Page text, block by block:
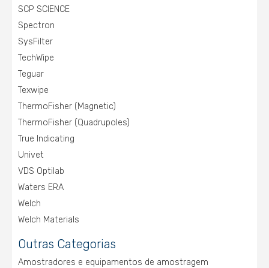
SCP SCIENCE
Spectron
SysFilter
TechWipe
Teguar
Texwipe
ThermoFisher (Magnetic)
ThermoFisher (Quadrupoles)
True Indicating
Univet
VDS Optilab
Waters ERA
Welch
Welch Materials
Outras Categorias
Amostradores e equipamentos de amostragem